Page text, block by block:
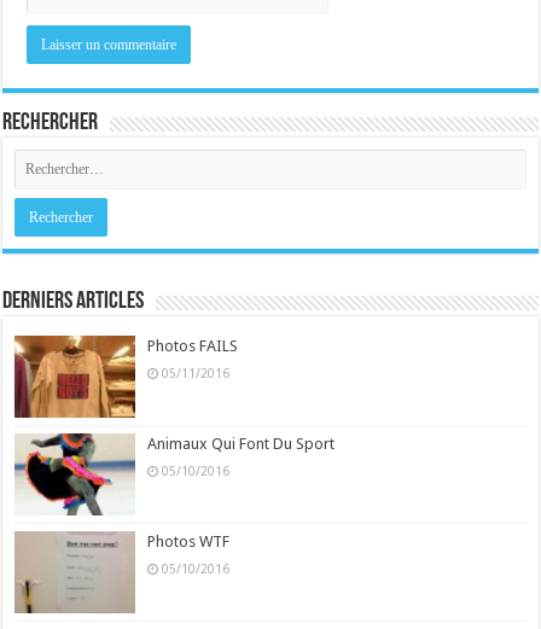
Rechercher
Derniers Articles
Photos FAILS
05/11/2016
Animaux Qui Font Du Sport
05/10/2016
Photos WTF
05/10/2016